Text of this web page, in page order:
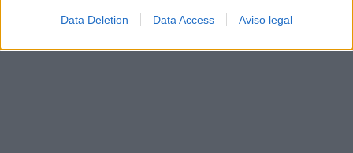
Data Deletion Data Access Aviso legal